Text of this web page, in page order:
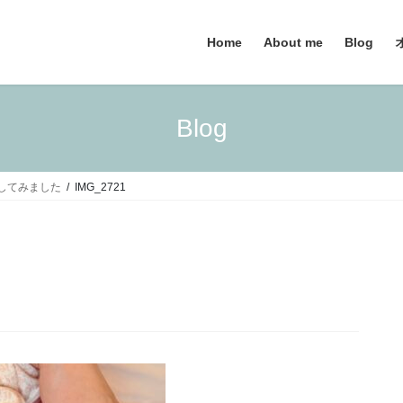
Home About me Blog
Blog
てみました IMG_2721